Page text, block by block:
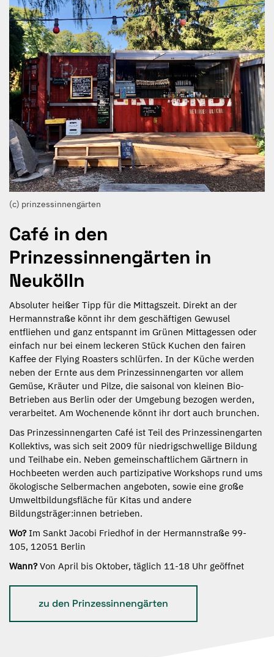
Café in den
Prinzessinnengärten in
Neukölln
Absoluter heißer Tipp für die Mittagszeit. Direkt an der
Hermannstraße könnt ihr dem geschäftigen Gewusel
entfliehen und ganz entspannt im Grünen Mittagessen oder
einfach nur bei einem leckeren Stück Kuchen den fairen
Kaffee der Flying Roasters schlürfen. In der Küche werden
neben der Ernte aus dem Prinzessinnengarten vor allem
Gemüse, Kräuter und Pilze, die saisonal von kleinen Bio-
Betrieben aus Berlin oder der Umgebung bezogen werden,
verarbeitet. Am Wochenende könnt ihr dort auch brunchen.
Das Prinzessinnengarten Café ist Teil des Prinzessinengarten
Kollektivs, was sich seit 2009 für niedrigschwellige Bildung
und Teilhabe ein. Neben gemeinschaftlichem Gärtnern in
Hochbeeten werden auch partizipative Workshops rund ums
ökologische Selbermachen angeboten, sowie eine große
Umweltbildungsfläche für Kitas und andere
Bildungsträger:innen betrieben.
Wo?Im Sankt Jacobi Friedhof in der Hermannstraße 99-
105, 12051 Berlin
Wann?Von April bis Oktober, täglich 11-18 Uhr geöffnet
zu den Prinzessinnengärten
(c) prinzessinnengärten